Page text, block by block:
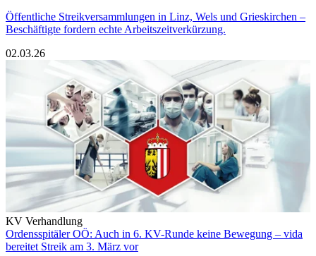
Öffentliche Streikversammlungen in Linz, Wels und Grieskirchen –
Beschäftigte fordern echte Arbeitszeitverkürzung.
02.03.26
KV Verhandlung
Ordensspitäler OÖ: Auch in 6. KV-Runde keine Bewegung – vida
bereitet Streik am 3. März vor